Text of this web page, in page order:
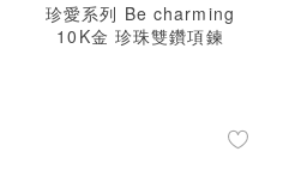
珍愛系列 Be charming
10K金 珍珠雙鑽項鍊